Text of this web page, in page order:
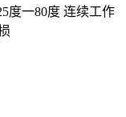
度一80度 连续工作